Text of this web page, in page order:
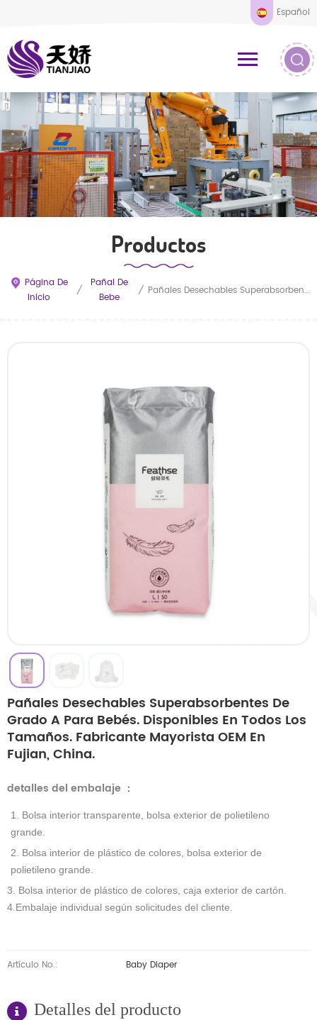
Español
Productos
Página De
Inicio
/
Pañal De
Bebe
/ Pañales Desechables Superabsorbentes De Grado A Para Bebés. Disponibles En Todos Los Tamaños. Fabricante Mayorista OEM En Fujian, China.
Pañales Desechables Superabsorbentes De
Grado A Para Bebés. Disponibles En Todos Los
Tamaños. Fabricante Mayorista OEM En
Fujian, China.
detalles del embalaje ：
1. Bolsa interior transparente, bolsa exterior de polietileno
grande.
2. Bolsa interior de plástico de colores, bolsa exterior de
polietileno grande.
3. Bolsa interior de plástico de colores, caja exterior de cartón.
4.Embalaje individual según solicitudes del cliente.
Artículo No.: Baby Diaper
Detalles del producto